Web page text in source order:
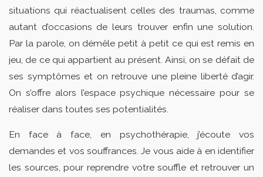
situations qui réactualisent celles des traumas, comme
autant d’occasions de leurs trouver enfin une solution.
Par la parole, on démêle petit à petit ce qui est remis en
jeu, de ce qui appartient au présent. Ainsi, on se défait de
ses symptômes et on retrouve une pleine liberté d’agir.
On s’offre alors l’espace psychique nécessaire pour se
réaliser dans toutes ses potentialités.
En face à face, en psychothérapie, j’écoute vos
demandes et vos souffrances. Je vous aide à en identifier
les sources, pour reprendre votre souffle et retrouver un